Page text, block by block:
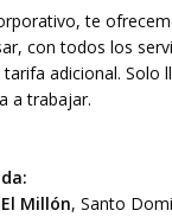
te
con todos los
adicional. Solo
a trabajar.
El Millón, Santo